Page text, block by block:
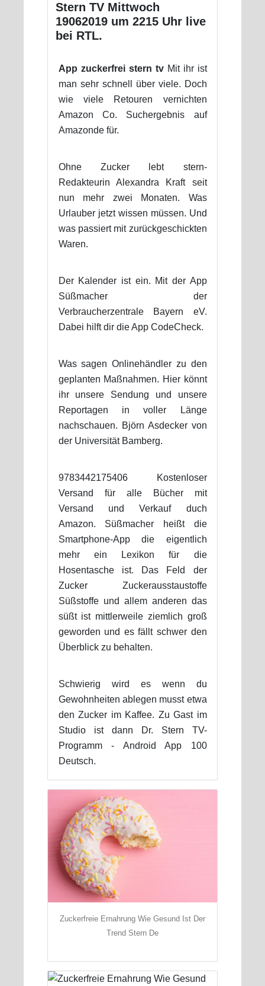
Stern TV Mittwoch
19062019 um 2215 Uhr live
bei RTL.
App zuckerfrei stern tvMit ihr ist
man sehr schnell über viele. Doch
wie viele Retouren vernichten
Amazon Co. Suchergebnis auf
Amazonde für.
Ohne Zucker lebt stern-
Redakteurin Alexandra Kraft seit
nun mehr zwei Monaten. Was
Urlauber jetzt wissen müssen. Und
was passiert mit zurückgeschickten
Waren.
Der Kalender ist ein. Mit der App
Süßmacher der
Verbraucherzentrale Bayern eV.
Dabei hilft dir die App CodeCheck.
Was sagen Onlinehändler zu den
geplanten Maßnahmen. Hier könnt
ihr unsere Sendung und unsere
Reportagen in voller Länge
nachschauen. Björn Asdecker von
der Universität Bamberg.
9783442175406 Kostenloser
Versand für alle Bücher mit
Versand und Verkauf duch
Amazon. Süßmacher heißt die
Smartphone-App die eigentlich
mehr ein Lexikon für die
Hosentasche ist. Das Feld der
Zucker Zuckerausstaustoffe
Süßstoffe und allem anderen das
süßt ist mittlerweile ziemlich groß
geworden und es fällt schwer den
Überblick zu behalten.
Schwierig wird es wenn du
Gewohnheiten ablegen musst etwa
den Zucker im Kaffee. Zu Gast im
Studio ist dann Dr. Stern TV-
Programm - Android App 100
Deutsch.
Zuckerfreie Ernahrung Wie Gesund Ist Der
Trend Stern De